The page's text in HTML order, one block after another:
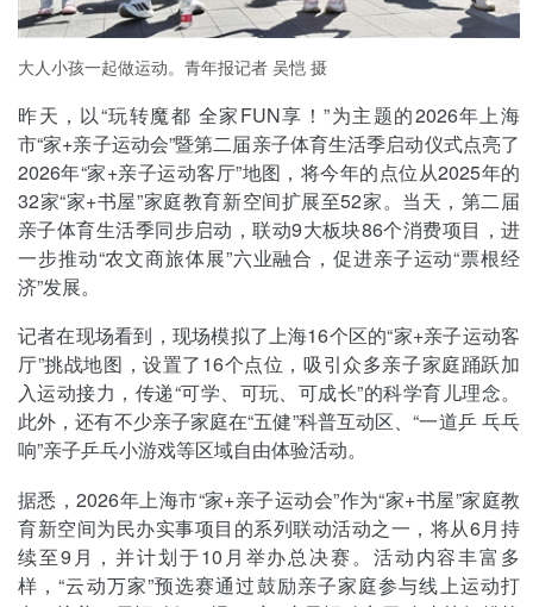
大人小孩一起做运动。青年报记者 吴恺 摄
昨天，以“玩转魔都 全家FUN享！”为主题的2026年上海
市“家+亲子运动会”暨第二届亲子体育生活季启动仪式点亮了
2026年“家+亲子运动客厅”地图，将今年的点位从2025年的
32家“家+书屋”家庭教育新空间扩展至52家。当天，第二届
亲子体育生活季同步启动，联动9大板块86个消费项目，进
一步推动“农文商旅体展”六业融合，促进亲子运动“票根经
济”发展。
记者在现场看到，现场模拟了上海16个区的“家+亲子运动客
厅”挑战地图，设置了16个点位，吸引众多亲子家庭踊跃加
入运动接力，传递“可学、可玩、可成长”的科学育儿理念。
此外，还有不少亲子家庭在“五健”科普互动区、“一道乒 乓乓
响”亲子乒乓小游戏等区域自由体验活动。
据悉，2026年上海市“家+亲子运动会”作为“家+书屋”家庭教
育新空间为民办实事项目的系列联动活动之一，将从6月持
续至9月，并计划于10月举办总决赛。活动内容丰富多
样，“云动万家”预选赛通过鼓励亲子家庭参与线上运动打